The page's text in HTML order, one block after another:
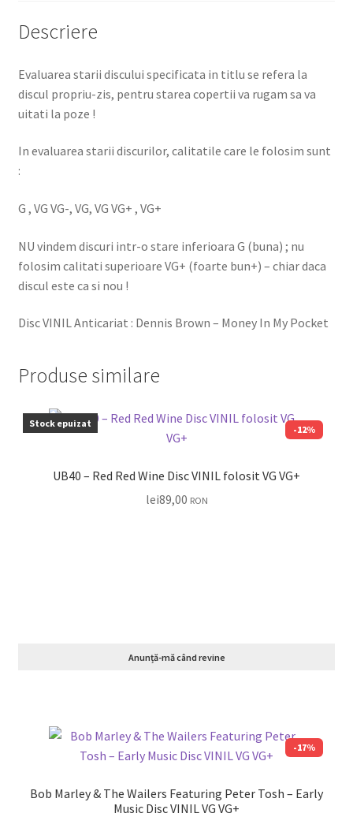
Descriere
Evaluarea starii discului specificata in titlu se refera la
discul propriu-zis, pentru starea copertii va rugam sa va
uitati la poze !
In evaluarea starii discurilor, calitatile care le folosim sunt
:
G , VG VG-, VG, VG VG+ , VG+
NU vindem discuri intr-o stare inferioara G (buna) ; nu
folosim calitati superioare VG+ (foarte bun+) – chiar daca
discul este ca si nou !
Disc VINIL Anticariat : Dennis Brown – Money In My Pocket
Produse similare
Stock epuizat
-12%
UB40 – Red Red Wine Disc VINIL folosit VG VG+
lei89,00 RON
Anunță-mă când revine
-17%
Bob Marley & The Wailers Featuring Peter Tosh – Early
Music Disc VINIL VG VG+